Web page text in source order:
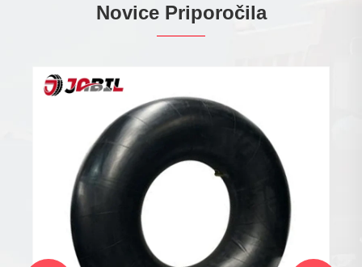
Novice Priporočila